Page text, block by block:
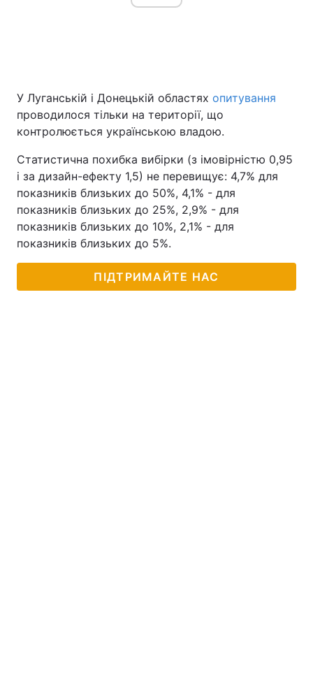
У Луганській і Донецькій областях опитування
проводилося тільки на території, що
контролюється українською владою.
Статистична похибка вибірки (з імовірністю 0,95
і за дизайн-ефекту 1,5) не перевищує: 4,7% для
показників близьких до 50%, 4,1% - для
показників близьких до 25%, 2,9% - для
показників близьких до 10%, 2,1% - для
показників близьких до 5%.
ПІДТРИМАЙТЕ НАС